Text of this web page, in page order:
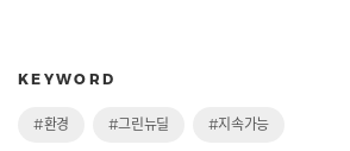
KEYWORD
#환경 #그린뉴딜 #지속가능